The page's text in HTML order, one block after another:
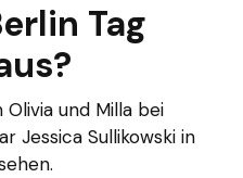
Tag
und Milla bei
Jessica Sullikowski in